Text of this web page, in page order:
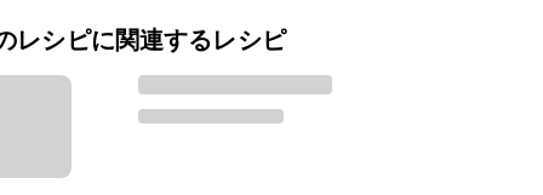
レシピに関連するレシピ